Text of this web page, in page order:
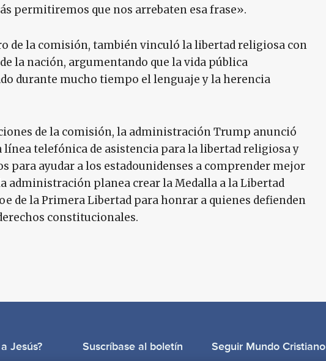
permitiremos que nos arrebaten esa frase».
de la comisión, también vinculó la libertad religiosa con
la nación, argumentando que la vida pública
durante mucho tiempo el lenguaje y la herencia
de la comisión, la administración Trump anunció
línea telefónica de asistencia para la libertad religiosa y
para ayudar a los estadounidenses a comprender mejor
administración planea crear la Medalla a la Libertad
de la Primera Libertad para honrar a quienes defienden
constitucionales.
Jesús? Suscríbase al boletín Seguir Mundo Cristiano